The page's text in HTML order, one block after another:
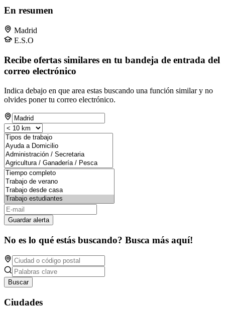
En resumen
Madrid
E.S.O
Recibe ofertas similares en tu bandeja de entrada del
correo electrónico
Indica debajo en que area estas buscando una función similar y no
olvides poner tu correo electrónico.
Guardar alerta
No es lo qué estás buscando? Busca más aquí!
Buscar
Ciudades